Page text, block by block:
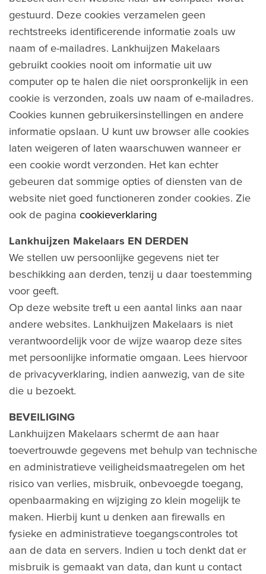
gestuurd. Deze cookies verzamelen geen
rechtstreeks identificerende informatie zoals uw
naam of e-mailadres. Lankhuijzen Makelaars
gebruikt cookies nooit om informatie uit uw
computer op te halen die niet oorspronkelijk in een
cookie is verzonden, zoals uw naam of e-mailadres.
Cookies kunnen gebruikersinstellingen en andere
informatie opslaan. U kunt uw browser alle cookies
laten weigeren of laten waarschuwen wanneer er
een cookie wordt verzonden. Het kan echter
gebeuren dat sommige opties of diensten van de
website niet goed functioneren zonder cookies. Zie
ook de pagina cookieverklaring
Lankhuijzen Makelaars EN DERDEN
We stellen uw persoonlijke gegevens niet ter
beschikking aan derden, tenzij u daar toestemming
voor geeft.
Op deze website treft u een aantal links aan naar
andere websites. Lankhuijzen Makelaars is niet
verantwoordelijk voor de wijze waarop deze sites
met persoonlijke informatie omgaan. Lees hiervoor
de privacyverklaring, indien aanwezig, van de site
die u bezoekt.
BEVEILIGING
Lankhuijzen Makelaars schermt de aan haar
toevertrouwde gegevens met behulp van technische
en administratieve veiligheidsmaatregelen om het
risico van verlies, misbruik, onbevoegde toegang,
openbaarmaking en wijziging zo klein mogelijk te
maken. Hierbij kunt u denken aan firewalls en
fysieke en administratieve toegangscontroles tot
aan de data en servers. Indien u toch denkt dat er
misbruik is gemaakt van data, dan kunt u contact